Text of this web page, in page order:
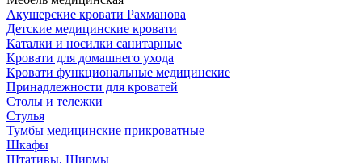
Акушерские кровати Рахманова
Детские медицинские кровати
Каталки и носилки санитарные
Кровати для домашнего ухода
Кровати функциональные медицинские
Принадлежности для кроватей
Столы и тележки
Стулья
Тумбы медицинские прикроватные
Шкафы
Штативы, Ширмы